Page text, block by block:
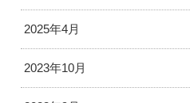
2025年4月
2023年10月